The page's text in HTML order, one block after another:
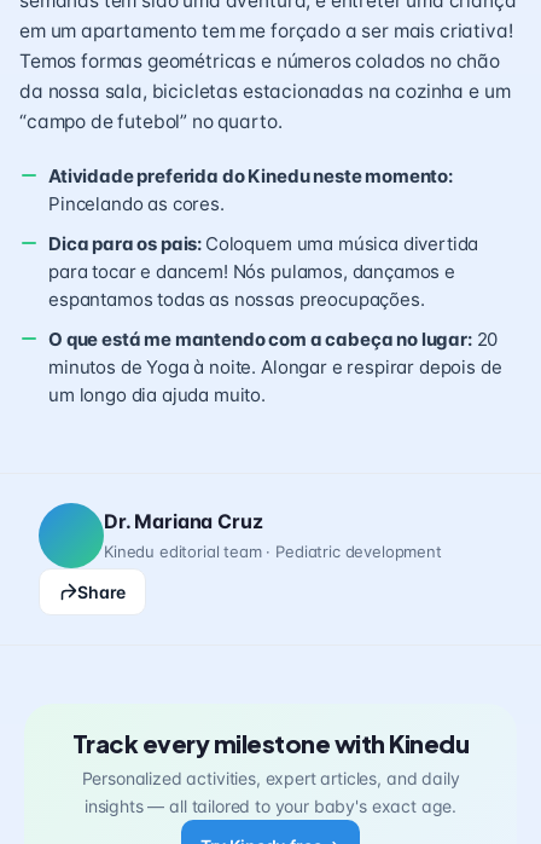
em um apartamento tem me forçado a ser mais criativa!
Temos formas geométricas e números colados no chão
da nossa sala, bicicletas estacionadas na cozinha e um
“campo de futebol” no quarto.
Atividade preferida do Kinedu neste momento:
Pincelando as cores.
Dica para os pais: Coloquem uma música divertida
para tocar e dancem! Nós pulamos, dançamos e
espantamos todas as nossas preocupações.
O que está me mantendo com a cabeça no lugar:20
minutos de Yoga à noite. Alongar e respirar depois de
um longo dia ajuda muito.
Dr. Mariana Cruz
Kinedu editorial team · Pediatric development
Share
Track every milestone with Kinedu
Personalized activities, expert articles, and daily
insights — all tailored to your baby's exact age.